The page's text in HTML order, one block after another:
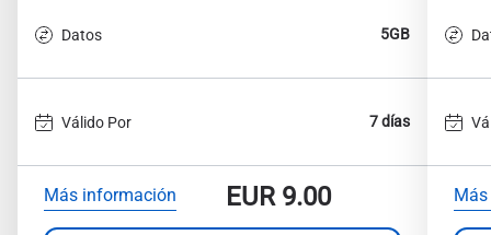
Datos 5GB
Válido Por 7 días
Más información EUR9.00